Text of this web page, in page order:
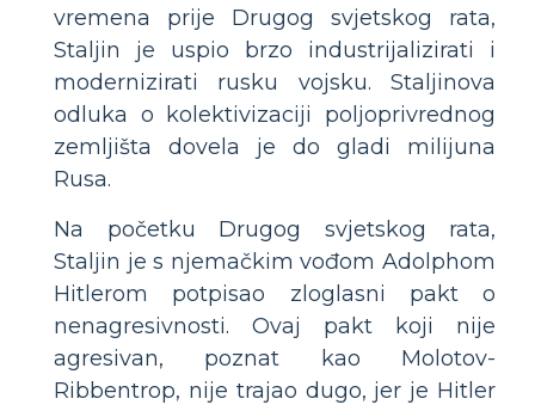
vremena prije Drugog svjetskog rata,
Staljin je uspio brzo industrijalizirati i
modernizirati rusku vojsku. Staljinova
odluka o kolektivizaciji poljoprivrednog
zemljišta dovela je do gladi milijuna
Rusa.
Na početku Drugog svjetskog rata,
Staljin je s njemačkim vođom Adolphom
Hitlerom potpisao zloglasni pakt o
nenagresivnosti. Ovaj pakt koji nije
agresivan, poznat kao Molotov-
Ribbentrop, nije trajao dugo, jer je Hitler